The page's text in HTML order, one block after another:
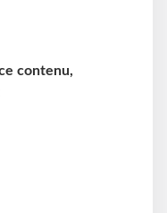
contenu,